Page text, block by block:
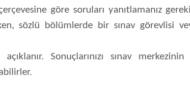
göre soruları yanıtlamanız
sözlü bölümlerde bir sınav görevlisi
Sonuçlarınızı sınav